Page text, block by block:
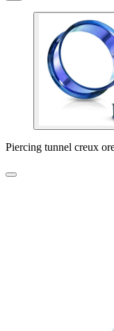
Piercing tunnel creux